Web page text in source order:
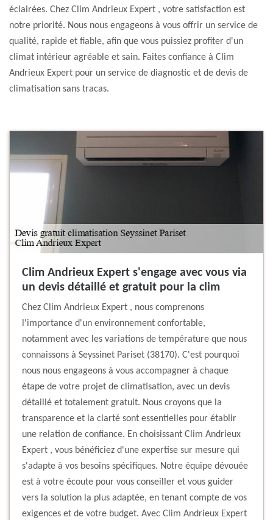
éclairées. Chez Clim Andrieux Expert , votre satisfaction est
notre priorité. Nous nous engageons à vous offrir un service de
qualité, rapide et fiable, afin que vous puissiez profiter d'un
climat intérieur agréable et sain. Faites confiance à Clim
Andrieux Expert pour un service de diagnostic et de devis de
climatisation sans tracas.
Clim Andrieux Expert s'engage avec vous via
un devis détaillé et gratuit pour la clim
Chez Clim Andrieux Expert , nous comprenons
l'importance d'un environnement confortable,
notamment avec les variations de température que nous
connaissons à Seyssinet Pariset (38170). C'est pourquoi
nous nous engageons à vous accompagner à chaque
étape de votre projet de climatisation, avec un devis
détaillé et totalement gratuit. Nous croyons que la
transparence et la clarté sont essentielles pour établir
une relation de confiance. En choisissant Clim Andrieux
Expert , vous bénéficiez d'une expertise sur mesure qui
s'adapte à vos besoins spécifiques. Notre équipe dévouée
est à votre écoute pour vous conseiller et vous guider
vers la solution la plus adaptée, en tenant compte de vos
exigences et de votre budget. Avec Clim Andrieux Expert